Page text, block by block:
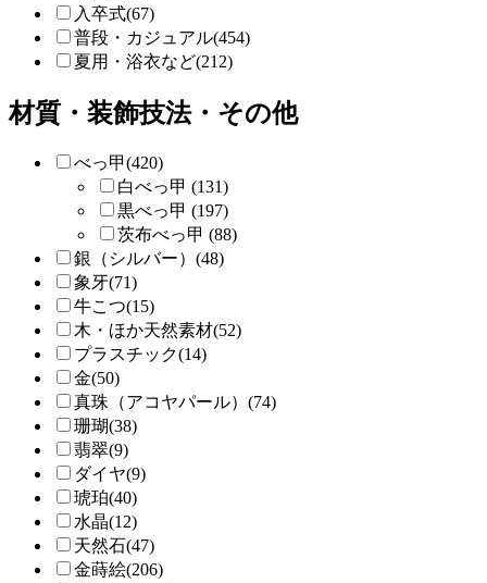
入卒式(67)
普段・カジュアル(454)
夏用・浴衣など(212)
材質・装飾技法・その他
べっ甲(420)
白べっ甲 (131)
黒べっ甲 (197)
茨布べっ甲 (88)
銀（シルバー）(48)
象牙(71)
牛こつ(15)
木・ほか天然素材(52)
プラスチック(14)
金(50)
真珠（アコヤパール）(74)
珊瑚(38)
翡翠(9)
ダイヤ(9)
琥珀(40)
水晶(12)
天然石(47)
金蒔絵(206)